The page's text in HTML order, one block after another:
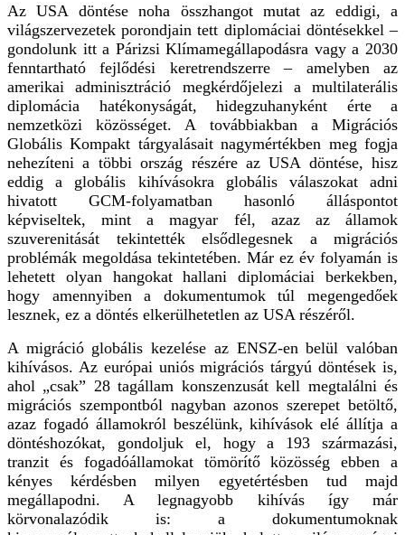
Az USA döntése noha összhangot mutat az eddigi, a
világszervezetek porondjain tett diplomáciai döntésekkel –
gondolunk itt a Párizsi Klímamegállapodásra vagy a 2030
fenntartható fejlődési keretrendszerre – amelyben az
amerikai adminisztráció megkérdőjelezi a multilaterális
diplomácia hatékonyságát, hidegzuhanyként érte a
nemzetközi közösséget. A továbbiakban a Migrációs
Globális Kompakt tárgyalásait nagymértékben meg fogja
nehezíteni a többi ország részére az USA döntése, hisz
eddig a globális kihívásokra globális válaszokat adni
hivatott GCM-folyamatban hasonló álláspontot
képviseltek, mint a magyar fél, azaz az államok
szuverenitását tekintették elsődlegesnek a migrációs
problémák megoldása tekintetében. Már ez év folyamán is
lehetett olyan hangokat hallani diplomáciai berkekben,
hogy amennyiben a dokumentumok túl megengedőek
lesznek, ez a döntés elkerülhetetlen az USA részéről.
A migráció globális kezelése az ENSZ-en belül valóban
kihívásos. Az európai uniós migrációs tárgyú döntések is,
ahol „csak” 28 tagállam konszenzusát kell megtalálni és
migrációs szempontból nagyban azonos szerepet betöltő,
azaz fogadó államokról beszélünk, kihívások elé állítja a
döntéshozókat, gondoljuk el, hogy a 193 származási,
tranzit és fogadóállamokat tömörítő közösség ebben a
kényes kérdésben milyen egyetértésben tud majd
megállapodni. A legnagyobb kihívás így már
körvonalazódik is: a dokumentumoknak